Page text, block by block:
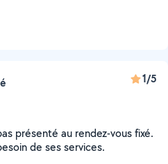
1/5
présenté au rendez-vous fixé.
de ses services.